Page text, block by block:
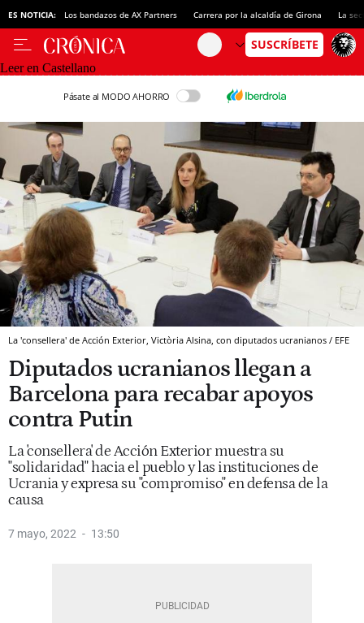
ES NOTICIA: Los bandazos de AX Partners Carrera por la alcaldía de Girona La
Leer en Castellano
Pásate al MODO AHORRO
La 'consellera' de Acción Exterior, Victòria Alsina, con diputados ucranianos / EFE
Diputados ucranianos llegan a
Barcelona para recabar apoyos
contra Putin
La 'consellera' de Acción Exterior muestra su
"solidaridad" hacia el pueblo y las instituciones de
Ucrania y expresa su "compromiso" en defensa de la
causa
7 mayo, 2022 13:50